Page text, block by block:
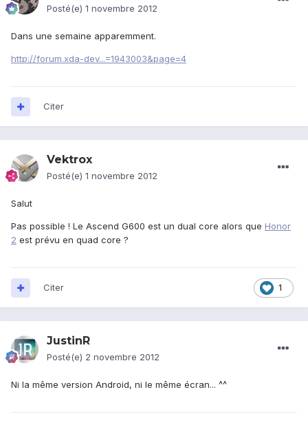
Posté(e) 1 novembre 2012
Dans une semaine apparemment.
http://forum.xda-dev...=1943003&page=4
Citer
Vektrox
Posté(e) 1 novembre 2012
Salut
Pas possible ! Le Ascend G600 est un dual core alors que Honor
2 est prévu en quad core ?
1
Citer
JustinR
Posté(e) 2 novembre 2012
Ni la même version Android, ni le même écran... ^^